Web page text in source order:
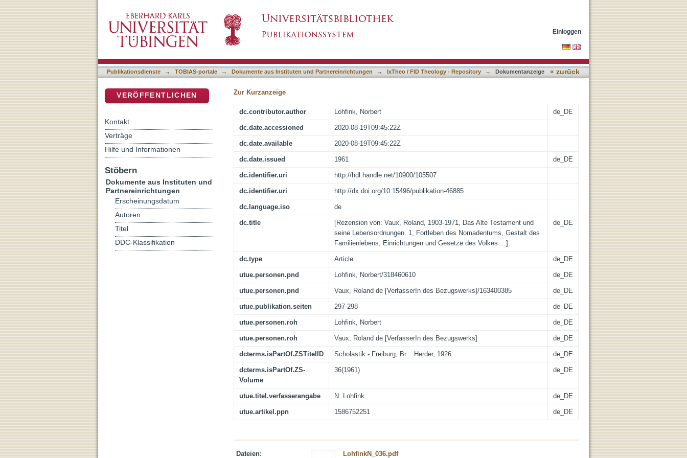
Fortleben des Nomadentums, Gestalt des Familienlebens, Einrichtungen und Gesetze des Volkes
...]
Einloggen
Publikationsdienste → TOBIAS-portale → Dokumente aus Instituten und Partnereinrichtungen → IxTheo / FID Theology - Repository → Dokumentanzeige « zurück
Zur Kurzanzeige
dc.contributor.author Lohfink, Norbert de_DE
dc.date.accessioned 2020-08-19T09:45:22Z
dc.date.available 2020-08-19T09:45:22Z
dc.date.issued 1961 de_DE
dc.identifier.uri http://hdl.handle.net/10900/105507
dc.identifier.uri http://dx.doi.org/10.15496/publikation-46885
dc.language.iso de
dc.title
[Rezension von: Vaux, Roland, 1903-1971, Das Alte Testament und
seine Lebensordnungen. 1, Fortleben des Nomadentums, Gestalt des
Familienlebens, Einrichtungen und Gesetze des Volkes ...]
de_DE
dc.type Article de_DE
utue.personen.pnd Lohfink, Norbert/318460610 de_DE
utue.personen.pnd Vaux, Roland de [VerfasserIn des Bezugswerks]/163400385 de_DE
utue.publikation.seiten 297-298 de_DE
utue.personen.roh Lohfink, Norbert de_DE
utue.personen.roh Vaux, Roland de [VerfasserIn des Bezugswerks] de_DE
dcterms.isPartOf.ZSTitelID Scholastik - Freiburg, Br. : Herder, 1926 de_DE
dcterms.isPartOf.ZS-
Volume
36(1961) de_DE
utue.titel.verfasserangabe N. Lohfink de_DE
utue.artikel.ppn 1586752251 de_DE
Dateien:
LohfinkN_036.pdf
VERÖFFENTLICHEN
Kontakt
Verträge
Hilfe und Informationen
Stöbern
Dokumente aus Instituten und
Partnereinrichtungen
Erscheinungsdatum
Autoren
Titel
DDC-Klassifikation